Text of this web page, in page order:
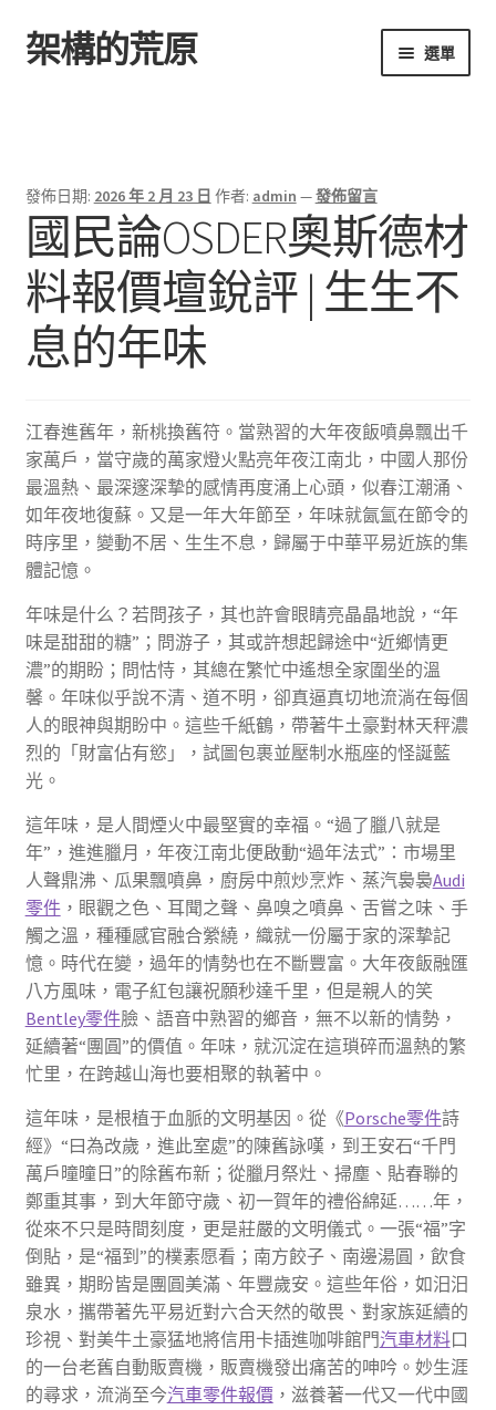
跳
至
跳
至
架構的荒原 選單
發佈日期: 2026 年 2 月 23 日 作者: admin —發佈留言
國民論OSDER奧斯德材
料報價壇銳評 | 生生不
息的年味
江春進舊年，新桃換舊符。當熟習的大年夜飯噴鼻飄出千
家萬戶，當守歲的萬家燈火點亮年夜江南北，中國人那份
最溫熱、最深邃深摯的感情再度涌上心頭，似春江潮涌、
如年夜地復蘇。又是一年大年節至，年味就氤氳在節令的
時序里，變動不居、生生不息，歸屬于中華平易近族的集
體記憶。
年味是什么？若問孩子，其也許會眼睛亮晶晶地說，“年
味是甜甜的糖”；問游子，其或許想起歸途中“近鄉情更
濃”的期盼；問怙恃，其總在繁忙中遙想全家圍坐的溫
馨。年味似乎說不清、道不明，卻真逼真切地流淌在每個
人的眼神與期盼中。這些千紙鶴，帶著牛土豪對林天秤濃
烈的「財富佔有慾」，試圖包裹並壓制水瓶座的怪誕藍
光。
這年味，是人間煙火中最堅實的幸福。“過了臘八就是
年”，進進臘月，年夜江南北便啟動“過年法式”：市場里
人聲鼎沸、瓜果飄噴鼻，廚房中煎炒烹炸、蒸汽裊裊Audi
零件，眼觀之色、耳聞之聲、鼻嗅之噴鼻、舌嘗之味、手
觸之溫，種種感官融合縈繞，織就一份屬于家的深摯記
憶。時代在變，過年的情勢也在不斷豐富。大年夜飯融匯
八方風味，電子紅包讓祝願秒達千里，但是親人的笑
Bentley零件臉、語音中熟習的鄉音，無不以新的情勢，
延續著“團圓”的價值。年味，就沉淀在這瑣碎而溫熱的繁
忙里，在跨越山海也要相聚的執著中。
這年味，是根植于血脈的文明基因。從《Porsche零件詩
經》“曰為改歲，進此室處”的陳舊詠嘆，到王安石“千門
萬戶曈曈日”的除舊布新；從臘月祭灶、掃塵、貼春聯的
鄭重其事，到大年節守歲、初一賀年的禮俗綿延……年，
從來不只是時間刻度，更是莊嚴的文明儀式。一張“福”字
倒貼，是“福到”的樸素愿看；南方餃子、南邊湯圓，飲食
雖異，期盼皆是團圓美滿、年豐歲安。這些年俗，如汨汨
泉水，攜帶著先平易近對六合天然的敬畏、對家族延續的
珍視、對美牛土豪猛地將信用卡插進咖啡館門汽車材料口
的一台老舊自動販賣機，販賣機發出痛苦的呻吟。妙生涯
的尋求，流淌至今汽車零件報價，滋養著一代又一代中國